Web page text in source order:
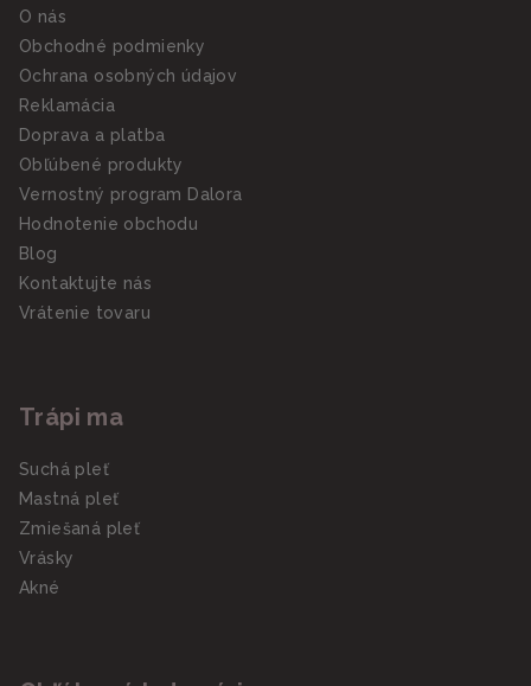
O nás
Obchodné podmienky
Ochrana osobných údajov
Reklamácia
Doprava a platba
Obľúbené produkty
Vernostný program Dalora
Hodnotenie obchodu
Blog
Kontaktujte nás
Vrátenie tovaru
Trápi ma
Suchá pleť
Mastná pleť
Zmiešaná pleť
Vrásky
Akné